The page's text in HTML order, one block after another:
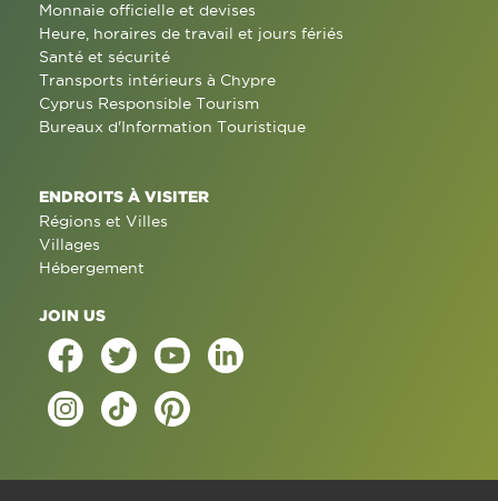
Monnaie officielle et devises
Heure, horaires de travail et jours fériés
Santé et sécurité
Transports intérieurs à Chypre
Cyprus Responsible Tourism
Bureaux d'Information Touristique
ENDROITS À VISITER
Régions et Villes
Villages
Hébergement
JOIN US